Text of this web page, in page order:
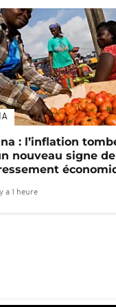
: l’inflation
nouveau signe de
a 1 heure